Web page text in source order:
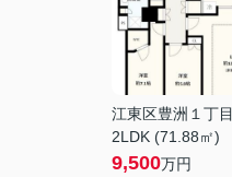
江東区豊洲１丁目
2LDK (71.88㎡)
9,500万円